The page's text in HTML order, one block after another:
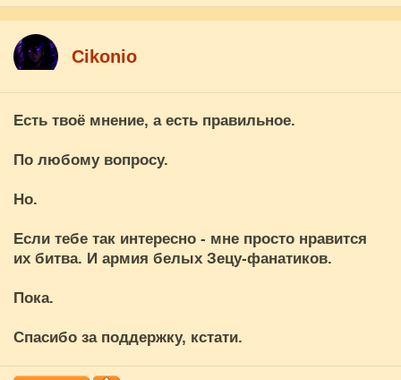
Cikоnio
Есть твоё мнение, а есть правильное.
По любому вопросу.
Но.
Если тебе так интересно - мне просто нравится
их битва. И армия белых Зецу-фанатиков.
Пока.
Спасибо за поддержку, кстати.